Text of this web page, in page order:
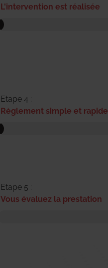
L'intervention est réalisée
Etape 4 :
Règlement simple et rapide
Etape 5 :
Vous évaluez la prestation